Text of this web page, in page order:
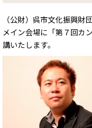
（公財）呉市文化振興財
メイン会場に「第７回カ
講いたします。